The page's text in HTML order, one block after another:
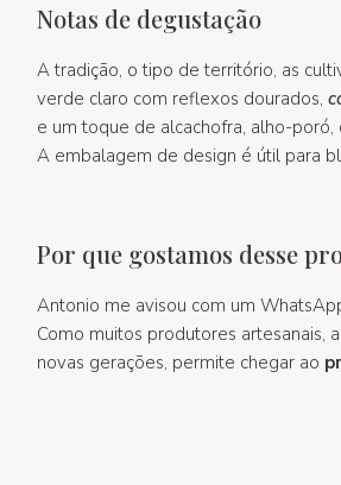
Notas de degustação
A tradição, o tipo de território, as
verde claro com reflexos dourados,
e um toque de alcachofra, alho-poró,
A embalagem de design é útil para
Por que gostamos desse
Antonio me avisou com um
Como muitos produtores artesanais,
novas gerações, permite chegar ao